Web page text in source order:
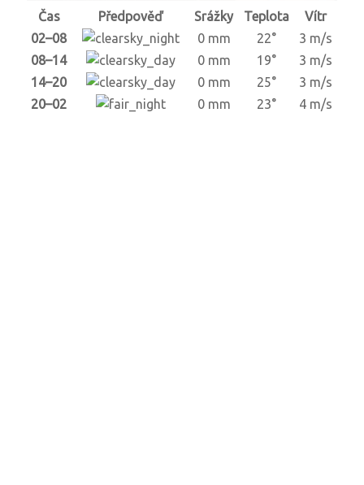
Čas Předpověď Srážky Teplota
Vítr
02–08
0 mm 22°
3 m/s
08–14
0 mm 19°
3 m/s
14–20
0 mm 25°
3 m/s
20–02
0 mm 23° 4 m/s